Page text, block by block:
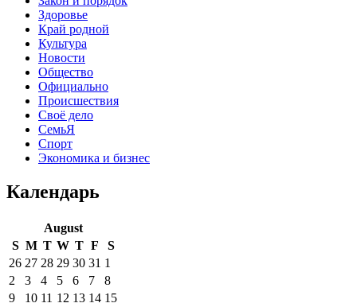
Здоровье
Край родной
Культура
Новости
Общество
Официально
Происшествия
Своё дело
СемьЯ
Спорт
Экономика и бизнес
Календарь
August
S M T W T F
S
26 27 28 29 30 31 1
2
3 4 5 6 7
8
9
10 11 12 13 14 15